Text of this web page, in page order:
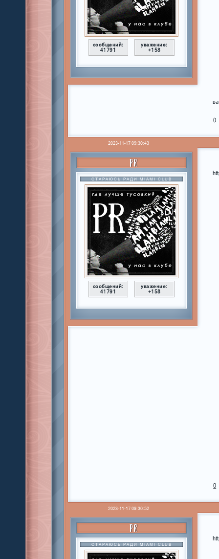
сообщений:
41791
уважение:
+158
0
2023-11-17 09:30:43
PR
СТАРАЮСЬ РАДИ MIAMI CLUB
сообщений:
41791
уважение:
+158
0
2023-11-17 09:30:52
PR
СТАРАЮСЬ РАДИ MIAMI CLUB